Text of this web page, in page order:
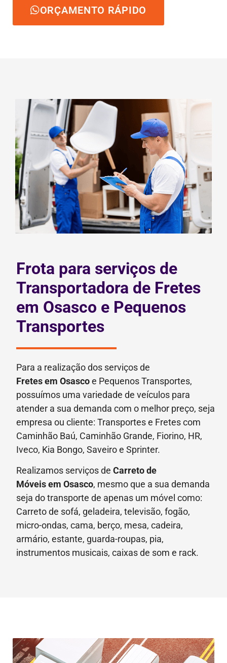
ORÇAMENTO RÁPIDO
Frota para serviços de
Transportadora de Fretes
em Osasco e Pequenos
Transportes
Para a realização dos serviços de
Fretesem Osascoe Pequenos Transportes,
possuímos uma variedade de veículos para
atender a sua demanda com o melhor preço, seja
empresa ou cliente: Transportes e Fretes com
Caminhão Baú, Caminhão Grande, Fiorino, HR,
Iveco, Kia Bongo, Saveiro e Sprinter.
Realizamos serviços de Carreto de
Móveisem Osasco, mesmo que a sua demanda
seja do transporte de apenas um móvel como:
Carreto de sofá, geladeira, televisão, fogão,
micro-ondas, cama, berço, mesa, cadeira,
armário, estante, guarda-roupas, pia,
instrumentos musicais, caixas de som e rack.